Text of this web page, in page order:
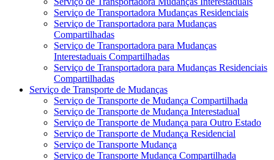
Serviço de Transportadora Mudanças Residenciais
Serviço de Transportadora para Mudanças
Compartilhadas
Serviço de Transportadora para Mudanças
Interestaduais Compartilhadas
Serviço de Transportadora para Mudanças Residenciais
Compartilhadas
Serviço de Transporte de Mudanças
Serviço de Transporte de Mudança Compartilhada
Serviço de Transporte de Mudança Interestadual
Serviço de Transporte de Mudança para Outro Estado
Serviço de Transporte de Mudança Residencial
Serviço de Transporte Mudança
Serviço de Transporte Mudança Compartilhada